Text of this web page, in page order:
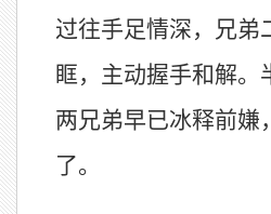
过往手足情深，兄弟
眶，主动握手和解。
两兄弟早已冰释前嫌
了。